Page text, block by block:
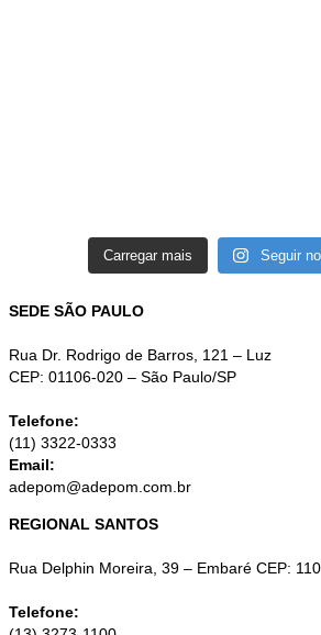
Carregar mais Seguir
SEDE SÃO PAULO
Rua Dr. Rodrigo de Barros, 121 – Luz
CEP: 01106-020 – São Paulo/SP
Telefone:
(11) 3322-0333
Email:
adepom@adepom.com.br
REGIONAL SANTOS
Rua Delphin Moreira, 39 – Embaré CEP:
Telefone: